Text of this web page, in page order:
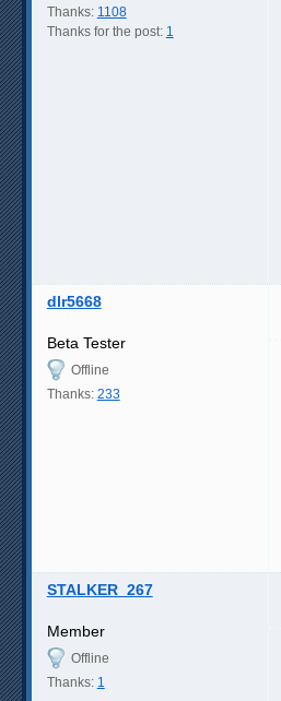
Thanks: 1108
Thanks for the post: 1
dlr5668
Beta Tester
Offline
Thanks: 233
STALKER_267
Member
Offline
Thanks: 1